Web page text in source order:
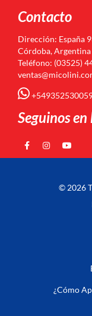
Contacto
Dirección: España
Córdoba, Argentina
Teléfono: (03525)
Seguinos en
© 2026
¿Cómo